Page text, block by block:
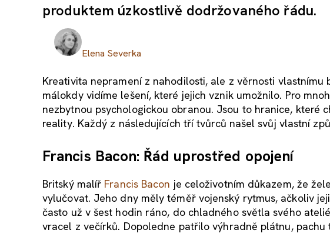
produktem úzkostlivě dodržovaného řádu.
Elena Severka
Kreativita nepramení z nahodilosti, ale z věrnosti
málokdy vidíme lešení, které jejich vznik umožnilo. Pro
nezbytnou psychologickou obranou. Jsou to hranice, které
reality. Každý z následujících tří tvůrců našel svůj vlastní
Francis Bacon: Řád uprostřed opojení
Britský malíř Francis Bacon je celoživotním důkazem, že
vylučovat. Jeho dny měly téměř vojenský rytmus, ačkoliv
často už v šest hodin ráno, do chladného světla svého
vracel z večírků. Dopoledne patřilo výhradně plátnu,